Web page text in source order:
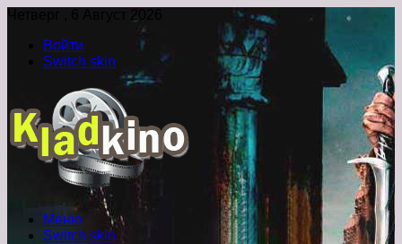
Четверг , 6 Август 2026
Войти
Switch skin
Меню
Switch skin